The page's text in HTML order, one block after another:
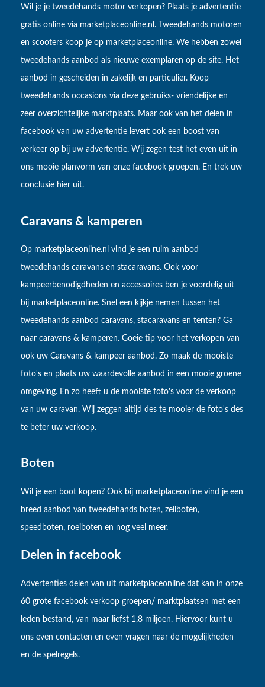
Wil je je tweedehands motor verkopen? Plaats je advertentie
gratis online via marketplaceonline.nl. Tweedehands motoren
en scooters koop je op marketplaceonline. We hebben zowel
tweedehands aanbod als nieuwe exemplaren op de site. Het
aanbod in gescheiden in zakelijk en particulier. Koop
tweedehands occasions via deze gebruiks- vriendelijke en
zeer overzichtelijke marktplaats. Maar ook van het delen in
facebook van uw advertentie levert ook een boost van
verkeer op bij uw advertentie. Wij zegen test het even uit in
ons mooie planvorm van onze facebook groepen. En trek uw
conclusie hier uit.
Caravans & kamperen
Op marketplaceonline.nl vind je een ruim aanbod
tweedehands caravans en stacaravans. Ook voor
kampeerbenodigdheden en accessoires ben je voordelig uit
bij marketplaceonline. Snel een kijkje nemen tussen het
tweedehands aanbod caravans, stacaravans en tenten? Ga
naar caravans & kamperen. Goeie tip voor het verkopen van
ook uw Caravans & kampeer aanbod. Zo maak de mooiste
foto's en plaats uw waardevolle aanbod in een mooie groene
omgeving. En zo heeft u de mooiste foto's voor de verkoop
van uw caravan. Wij zeggen altijd des te mooier de foto's des
te beter uw verkoop.
Boten
Wil je een boot kopen? Ook bij marketplaceonline vind je een
breed aanbod van tweedehands boten, zeilboten,
speedboten, roeiboten en nog veel meer.
Delen in facebook
Advertenties delen van uit marketplaceonline dat kan in onze
60 grote facebook verkoop groepen/ marktplaatsen met een
leden bestand, van maar liefst 1,8 miljoen. Hiervoor kunt u
ons even contacten en even vragen naar de mogelijkheden
en de spelregels.